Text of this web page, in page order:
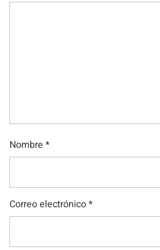
Nombre *
Correo electrónico*